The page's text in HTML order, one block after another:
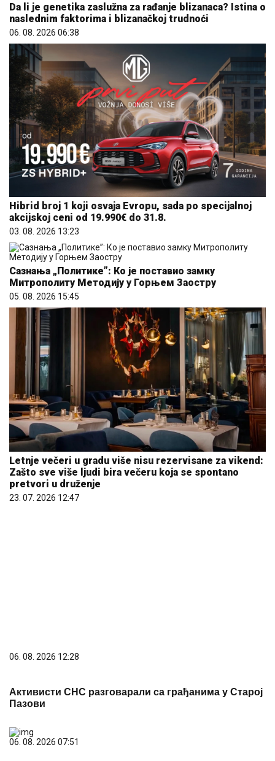
Hibrid broj 1 koji osvaja Evropu, sada po specijalnoj
akcijskoj ceni od 19.990€ do 31.8.
03. 08. 2026 13:23
Сазнања „Политике”: Ко је поставио замку
Митрополиту Методију у Горњем Заостру
05. 08. 2026 15:45
Letnje večeri u gradu više nisu rezervisane za vikend:
Zašto sve više ljudi bira večeru koja se spontano
pretvori u druženje
23. 07. 2026 12:47
позива Хитној помоћи у Кули